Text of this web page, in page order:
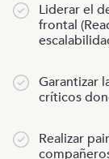
Liderar el
frontal
Garantizar
críticos
Realizar